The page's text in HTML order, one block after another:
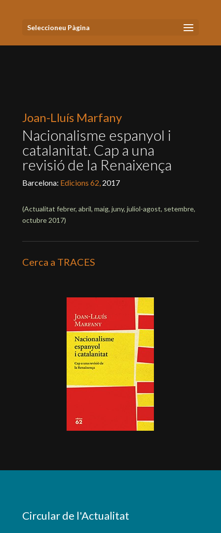
Seleccioneu Pàgina
Joan-Lluís Marfany
Nacionalisme espanyol i
catalanitat. Cap a una
revisió de la Renaixença
Barcelona: Edicions 62, 2017
(Actualitat febrer, abril, maig, juny, juliol-agost, setembre,
octubre 2017)
Cerca a TRACES
Circular de l'Actualitat